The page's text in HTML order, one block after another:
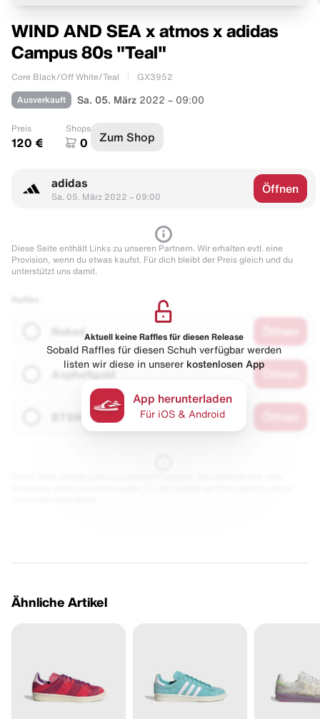
WIND AND SEA x atmos x adidas
Campus 80s "Teal"
Core Black/Off White/Teal GX3952
Ausverkauft Sa. 05. März 2022 – 09:00
Preis
120 €
Shops
0 Zum Shop
adidas
Sa. 05. März 2022 – 09:00
Öffnen
Diese Seite enthält Links zu unseren Partnern. Wir erhalten evtl. eine
Provision, wenn du etwas kaufst. Für dich bleibt der Preis gleich und du
unterstützt uns damit.
Naked
Asphaltgold
Aktuell keine Raffles für diesen Release
Sobald Raffles für diesen Schuh verfügbar werden
listen wir diese in unserer kostenlosen App
App herunterladen
Für iOS & Android
Ähnliche Artikel